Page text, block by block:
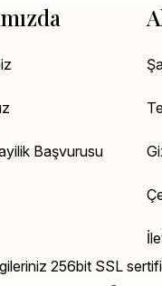
Başvurusu
256bit SSL